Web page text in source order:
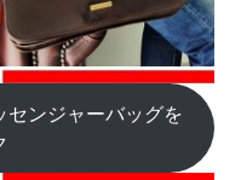
ンジャーバッグを